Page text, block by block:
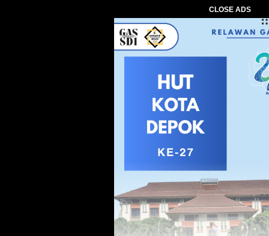
CLOSE ADS